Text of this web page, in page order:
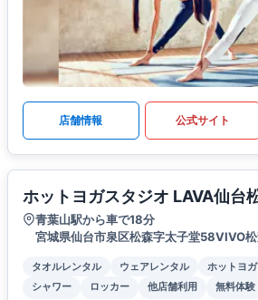
店舗情報 公式サイト
ホットヨガスタジオ LAVA仙台
青葉山駅から車で18分
宮城県仙台市泉区松森字太子堂58VIVO松
タオルレンタル ウェアレンタル ホットヨガ
シャワー
ロッカー 他店舗利用 無料体験